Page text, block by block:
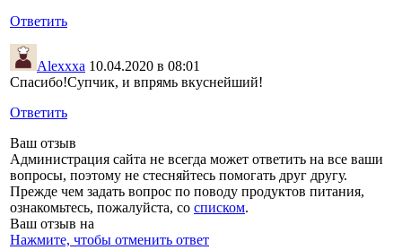
Ответить
Alexxxa 10.04.2020 в 08:01
Спасибо!Супчик, и впрямь вкуснейший!
Ответить
Ваш отзыв
Администрация сайта не всегда может ответить на все ваши
вопросы, поэтому не стесняйтесь помогать друг другу.
Прежде чем задать вопрос по поводу продуктов питания,
ознакомьтесь, пожалуйста, со списком.
Ваш отзыв на
Нажмите, чтобы отменить ответ